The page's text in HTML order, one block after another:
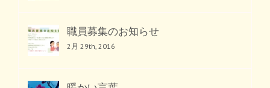
職員募集のお知らせ
2月 29th, 2016